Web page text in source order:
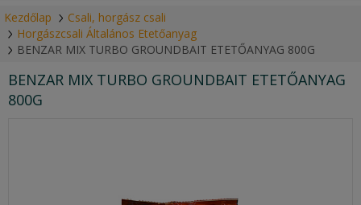
Kezdőlap
Csali, horgász csali
Horgászcsali Általános Etetőanyag
BENZAR MIX TURBO GROUNDBAIT ETETŐANYAG 800G
BENZAR MIX TURBO GROUNDBAIT ETETŐANYAG
800G